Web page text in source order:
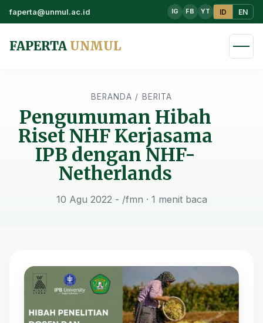
faperta@unmul.ac.id IG FB YT ID EN
FAPERTA UNMUL
BERANDA / BERITA
Pengumuman Hibah
Riset NHF Kerjasama
IPB dengan NHF-
Netherlands
10 Agu 2022 - /fmn · 1 menit baca